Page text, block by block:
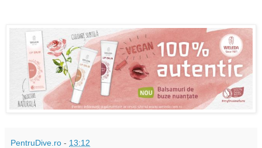
PentruDive.ro - 13:12